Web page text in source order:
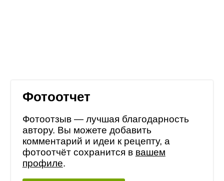
Фотоотчет
Фотоотзыв — лучшая благодарность
автору. Вы можете добавить
комментарий и идеи к рецепту, а
фотоотчёт сохранится в вашем
профиле.